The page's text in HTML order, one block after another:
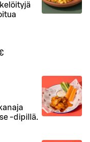
-dipillä.